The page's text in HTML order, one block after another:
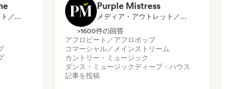
メディア・アウトレット／ジャーナリスト
Purple Mistress
メディア・アウトレット／ジャーナリスト
>1600件の回答
アフロビート／アフロポップ
コマーシャル／メインストリーム
カントリー・ミュージック
ダンス・ミュージックディープ・ハウス
記事を投稿